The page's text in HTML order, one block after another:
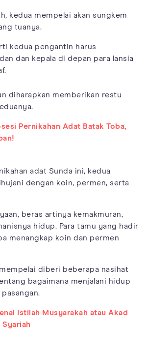
kedua mempelai akan sungkem
tuanya.
kedua pengantin harus
dan kepala di depan para lansia
diharapkan memberikan restu
Pernikahan Adat Batak Toba,
adat Sunda ini, kedua
dengan koin, permen, serta
beras artinya kemakmuran,
hidup. Para tamu yang hadir
menangkap koin dan permen
diberi beberapa nasihat
bagaimana menjalani hidup
Istilah Musyarakah atau Akad
Syariah